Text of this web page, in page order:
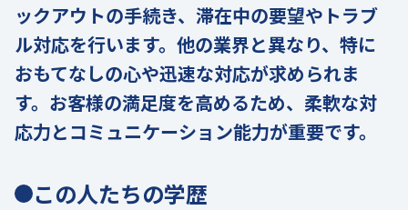
ックアウトの手続き、滞在中の要望やトラブ
ル対応を行います。他の業界と異なり、特に
おもてなしの心や迅速な対応が求められま
す。お客様の満足度を高めるため、柔軟な対
応力とコミュニケーション能力が重要です。
この人たちの学歴